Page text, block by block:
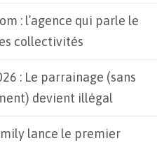
: l’agence qui parle le
collectivités
: Le parrainage (sans
devient illégal
lance le premier